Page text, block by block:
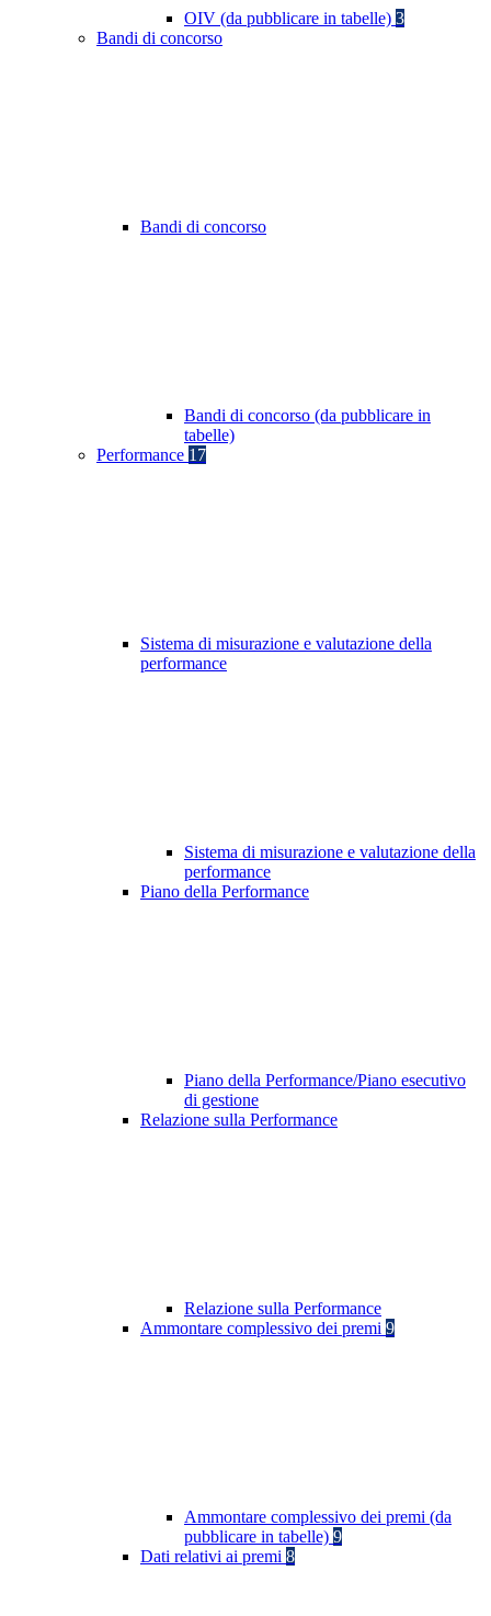
OIV (da pubblicare in tabelle) 3
Bandi di concorso
Bandi di concorso
Bandi di concorso (da pubblicare in
tabelle)
Performance 17
Sistema di misurazione e valutazione della
performance
Sistema di misurazione e valutazione della
performance
Piano della Performance
Piano della Performance/Piano esecutivo
di gestione
Relazione sulla Performance
Relazione sulla Performance
Ammontare complessivo dei premi 9
Ammontare complessivo dei premi (da
pubblicare in tabelle) 9
Dati relativi ai premi 8